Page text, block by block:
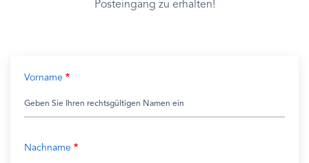
Posteingang zu erhalten!
Vorname
Nachname